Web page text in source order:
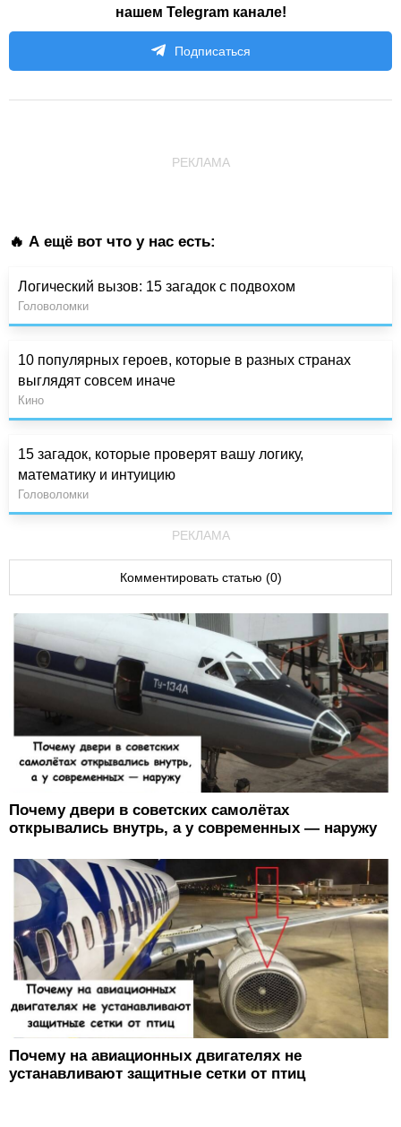
нашем Telegram канале!
Подписаться
РЕКЛАМА
🔥 А ещё вот что у нас есть:
Логический вызов: 15 загадок с подвохом
Головоломки
10 популярных героев, которые в разных странах
выглядят совсем иначе
Кино
15 загадок, которые проверят вашу логику,
математику и интуицию
Головоломки
РЕКЛАМА
Комментировать статью (0)
Почему двери в советских самолётах
открывались внутрь, а у современных — наружу
Почему на авиационных двигателях не
устанавливают защитные сетки от птиц